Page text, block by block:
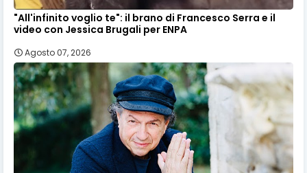
"All'infinito voglio te": il brano di Francesco Serra e il
video con Jessica Brugali per ENPA
Agosto 07, 2026